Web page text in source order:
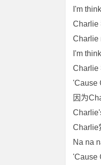
I'm
Charlie
Charlie
I'm
Charlie
'Cause
因为
Charlie
Na na
'Cause